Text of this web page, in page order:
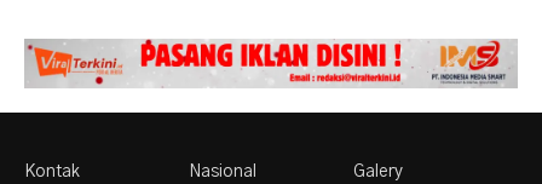
Kontak Nasional Galery